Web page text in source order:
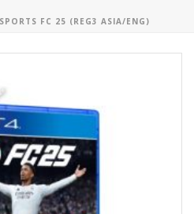
FC 25 (REG3 ASIA/ENG)